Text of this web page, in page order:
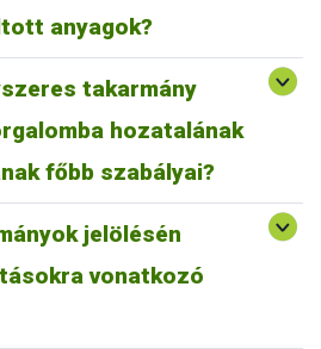
anyagok?
takarmány
hozatalának
főbb szabályai?
kapcsolatos információk
hu
kapcsolatos útmutató
02/FACTSHEET_PharmaceuticalW
jelölésén
vonatkozó
feltüntethető állításokra